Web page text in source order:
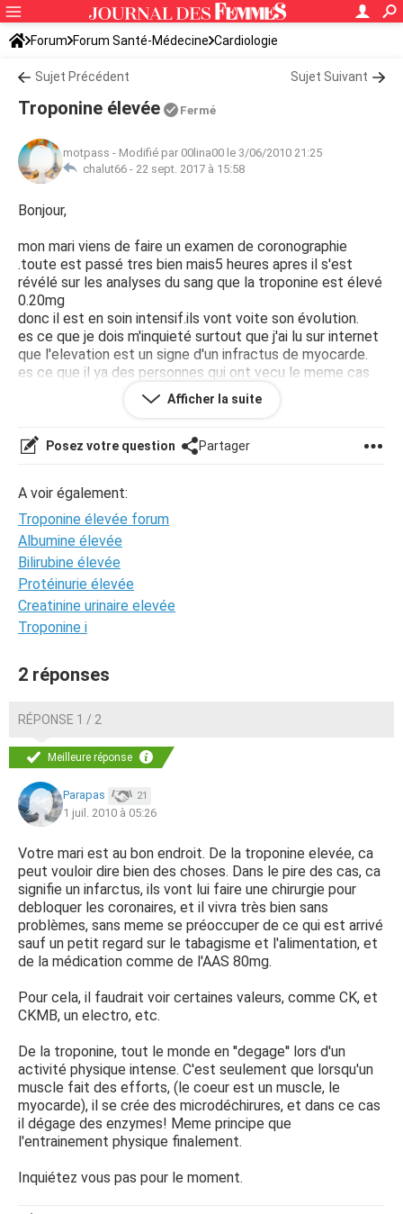
Forum Forum Santé-Médecine Cardiologie
Sujet Précédent Sujet Suivant
Troponine élevée Fermé
motpass - Modifié par 00lina00 le 3/06/2010 21:25
chalut66 - 22 sept. 2017 à 15:58
Bonjour,
mon mari viens de faire un examen de coronographie
.toute est passé tres bien mais5 heures apres il s'est
révélé sur les analyses du sang que la troponine est élevé
0.20mg
donc il est en soin intensif.ils vont voite son évolution.
es ce que je dois m'inquieté surtout que j'ai lu sur internet
que l'elevation est un signe d'un infractus de myocarde.
es ce que il ya des personnes qui ont vecu le meme cas
Merci de me repondre s'il vous plait.
Afficher la suite
Posez votre question Partager
A voir également:
Troponine élevée forum
Albumine élevée
Bilirubine élevée
Protéinurie élevée
Creatinine urinaire elevée
Troponine i
2 réponses
RÉPONSE 1 / 2
Meilleure réponse
Parapas 21
1 juil. 2010 à 05:26
Votre mari est au bon endroit. De la troponine elevée, ca
peut vouloir dire bien des choses. Dans le pire des cas, ca
signifie un infarctus, ils vont lui faire une chirurgie pour
debloquer les coronaires, et il vivra très bien sans
problèmes, sans meme se préoccuper de ce qui est arrivé
sauf un petit regard sur le tabagisme et l'alimentation, et
de la médication comme de l'AAS 80mg.
Pour cela, il faudrait voir certaines valeurs, comme CK, et
CKMB, un electro, etc.
De la troponine, tout le monde en ''degage'' lors d'un
activité physique intense. C'est seulement que lorsqu'un
muscle fait des efforts, (le coeur est un muscle, le
myocarde), il se crée des microdéchirures, et dans ce cas
il dégage des enzymes! Meme principe que
l'entrainement physique finalement.
Inquiétez vous pas pour le moment.